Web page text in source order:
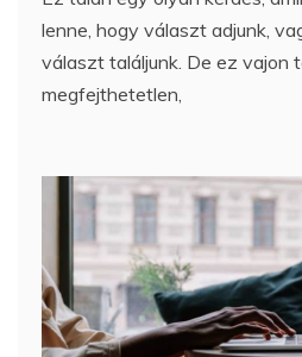
lenne, hogy választ adjunk,
választ találjunk. De ez vajon
megfejthetetlen,